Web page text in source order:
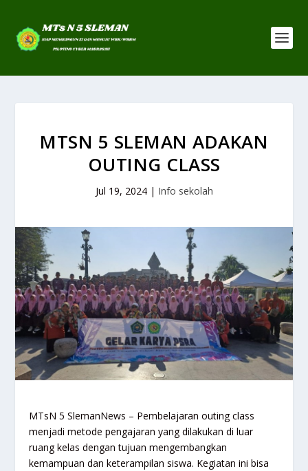
MTSN 5 SLEMAN ADAKAN
OUTING CLASS
Jul 19, 2024| Info sekolah
MTsN 5 SlemanNews – Pembelajaran outing class
menjadi metode pengajaran yang dilakukan di luar
ruang kelas dengan tujuan mengembangkan
kemampuan dan keterampilan siswa. Kegiatan ini bisa